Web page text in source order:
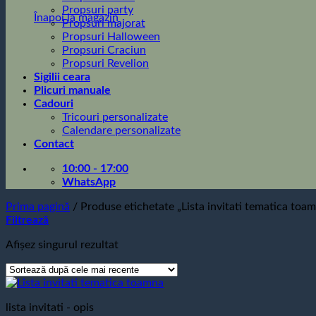
Înapoi la magazin
Propsuri party
Propsuri majorat
Propsuri Halloween
Propsuri Craciun
Propsuri Revelion
Sigilii ceara
Plicuri manuale
Cadouri
Tricouri personalizate
Calendare personalizate
Contact
10:00 - 17:00
WhatsApp
Prima pagină / Produse etichetate „Lista invitati tematica
Filtrează
Afișez singurul rezultat
lista invitati - opis